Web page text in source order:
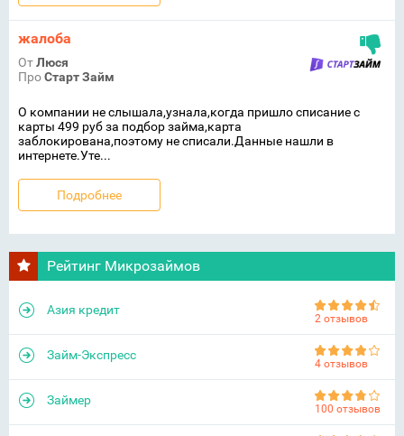
жалоба
ОтЛюся
ПроСтарт Займ
О компании не слышала,узнала,когда пришло списание с
карты 499 руб за подбор займа,карта
заблокирована,поэтому не списали.Данные нашли в
интернете.Уте...
Подробнее
Рейтинг Микрозаймов
Азия кредит
2 отзывов
Займ-Экспресс
4 отзывов
Займер
100 отзывов